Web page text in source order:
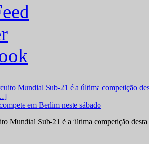
em Berlim neste sábado
Mundial Sub-21 é a última competição